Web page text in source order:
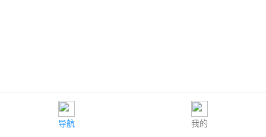
导航 我的